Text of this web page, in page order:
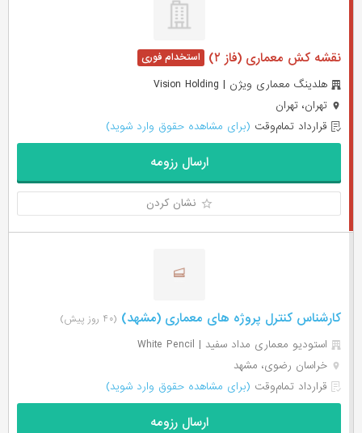
نقشه کش معماری (فاز ۲)
هلدینگ معماری ویژن | Vision Holding
تهران، تهران
قرارداد تمام‌وقت (برای مشاهده حقوق وارد شوید)
ارسال رزومه
نشان کردن
کارشناس کنترل پروژه های معماری (مشهد) (۴۰ روز پیش)
استودیو معماری مداد سفید | White Pencil
خراسان رضوی، مشهد
قرارداد تمام‌وقت (برای مشاهده حقوق وارد شوید)
ارسال رزومه